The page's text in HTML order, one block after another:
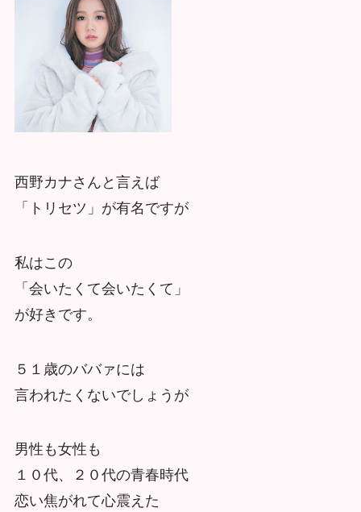
西野カナさんと言えば
「トリセツ」が有名ですが
私はこの
「会いたくて会いたくて」
が好きです。
５１歳のババァには
言われたくないでしょうが
男性も女性も
１０代、２０代の青春時代
恋い焦がれて心震えた